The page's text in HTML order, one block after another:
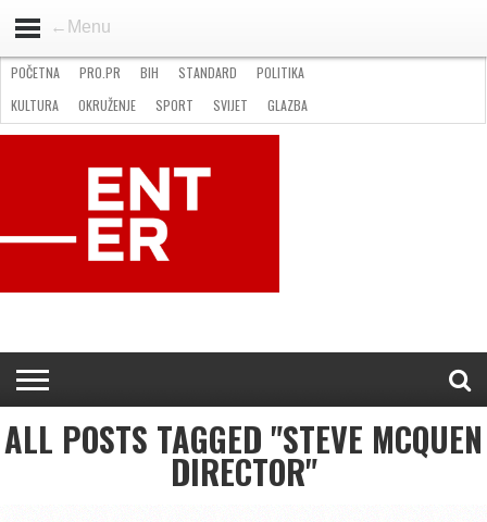
←Menu
STANDARD
GOSPODARSTVO
OKRUŽENJE
POČETNA PRO.PR BIH STANDARD
POLITIKA
KULTURA
OKRUŽENJE SPORT SVIJET
GLAZBA
NATJEČAJI
FILMING LOCATION IN BH KONTAKT
ALL POSTS TAGGED "STEVE MCQUEN
DIRECTOR"